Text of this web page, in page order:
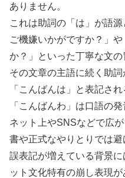
ありません。
これは助詞の「は」が語
ご機嫌いかがですか？」
か？」といった丁寧な文の
その文章の主語に続く助
「こんばんは」と表記され
「こんばんわ」は口語の
ネット上やSNSなどで広
書や正式なやりとりでは避
誤表記が増えている背景
ット文化特有の崩し表現